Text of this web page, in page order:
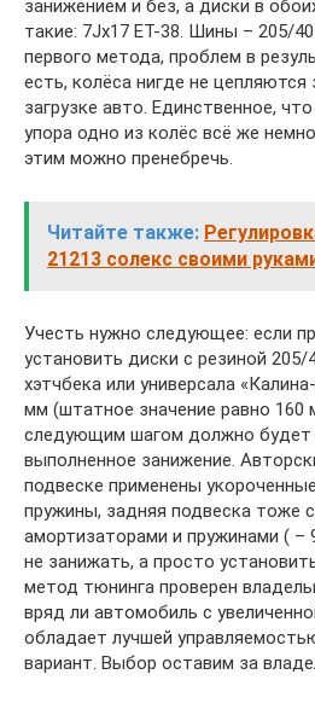
занижением и без, а диски в
такие: 7Jx17 ET-38. Шины – 205/
первого метода, проблем в
есть, колёса нигде не цепляются
загрузке авто. Единственное,
упора одно из колёс всё же
этим можно пренебречь.
Читайте также:
21213 солекс своими
Учесть нужно следующее: если
установить диски с резиной 205/
хэтчбека или универсала
мм (штатное значение равно
следующим шагом должно будет
выполненное занижение.
подвеске применены
пружины, задняя подвеска тоже
амортизаторами и пружинами ( –
не занижать, а просто
метод тюнинга проверен
вряд ли автомобиль с
обладает лучшей
вариант. Выбор оставим за